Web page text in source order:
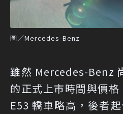
圖／Mercedes-Benz
雖然 Mercedes-Benz
的正式上市時間與價
E53 轎車略高，後者